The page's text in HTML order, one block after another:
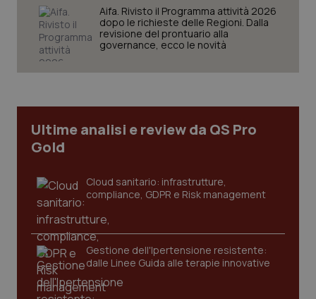
Aifa. Rivisto il Programma attività 2026
dopo le richieste delle Regioni. Dalla
revisione del prontuario alla
governance, ecco le novità
Ultime analisi e review da QS Pro
Gold
Cloud sanitario: infrastrutture,
compliance, GDPR e Risk management
Gestione dell'Ipertensione resistente:
dalle Linee Guida alle terapie innovative
I cookie necessari contribuiscono a rendere fruibile il
sito web abilitandone funzionalità di base quali la
navigazione sulle pagine e l'accesso alle aree
protette del sito. Il sito web non è in grado di
VISITOR_PRIVACY_METADATA
YouTube
5